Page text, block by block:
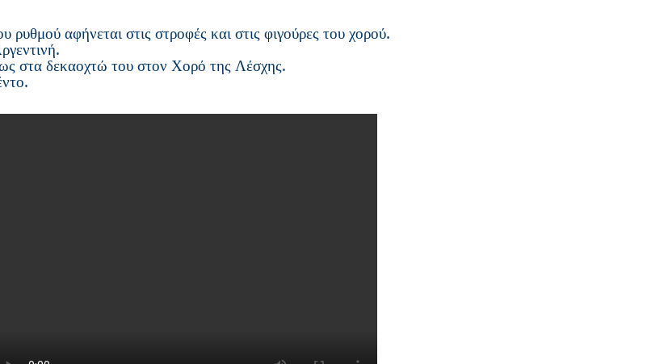
αφήνεται στις στροφές και στις φιγούρες του χορού.
στα δεκαοχτώ του στον Χορό της Λέσχης.